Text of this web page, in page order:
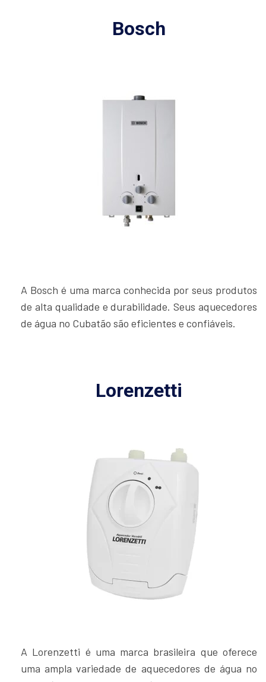
Bosch
A Bosch é uma marca conhecida por seus produtos
de alta qualidade e durabilidade. Seus aquecedores
de água no Cubatão são eficientes e confiáveis.
Lorenzetti
A Lorenzetti é uma marca brasileira que oferece
uma ampla variedade de aquecedores de água no